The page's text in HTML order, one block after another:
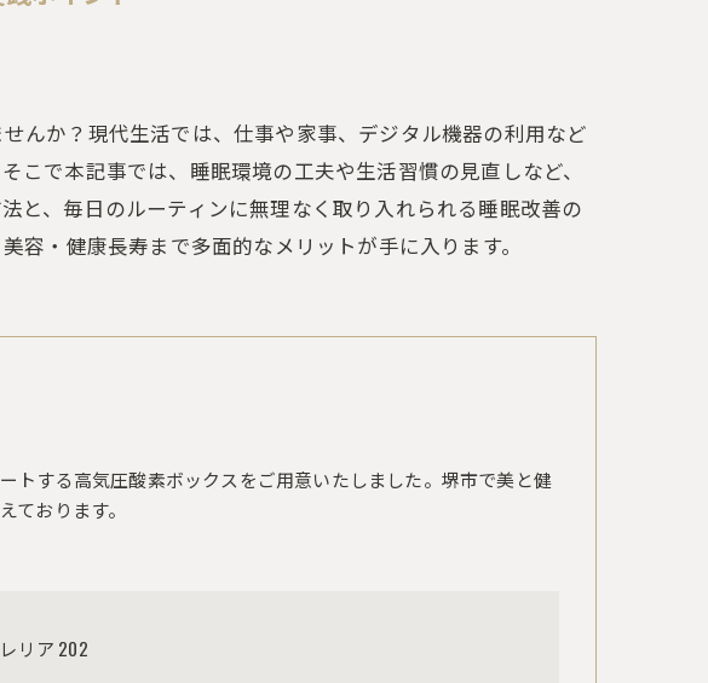
んか？現代生活では、仕事や家事、デジタル機器の利用など
で本記事では、睡眠環境の工夫や生活習慣の見直しなど、
と、毎日のルーティンに無理なく取り入れられる睡眠改善の
容・健康長寿まで多面的なメリットが手に入ります。
トする高気圧酸素ボックスをご用意いたしました。堺市で美と健
ております。
リア 202